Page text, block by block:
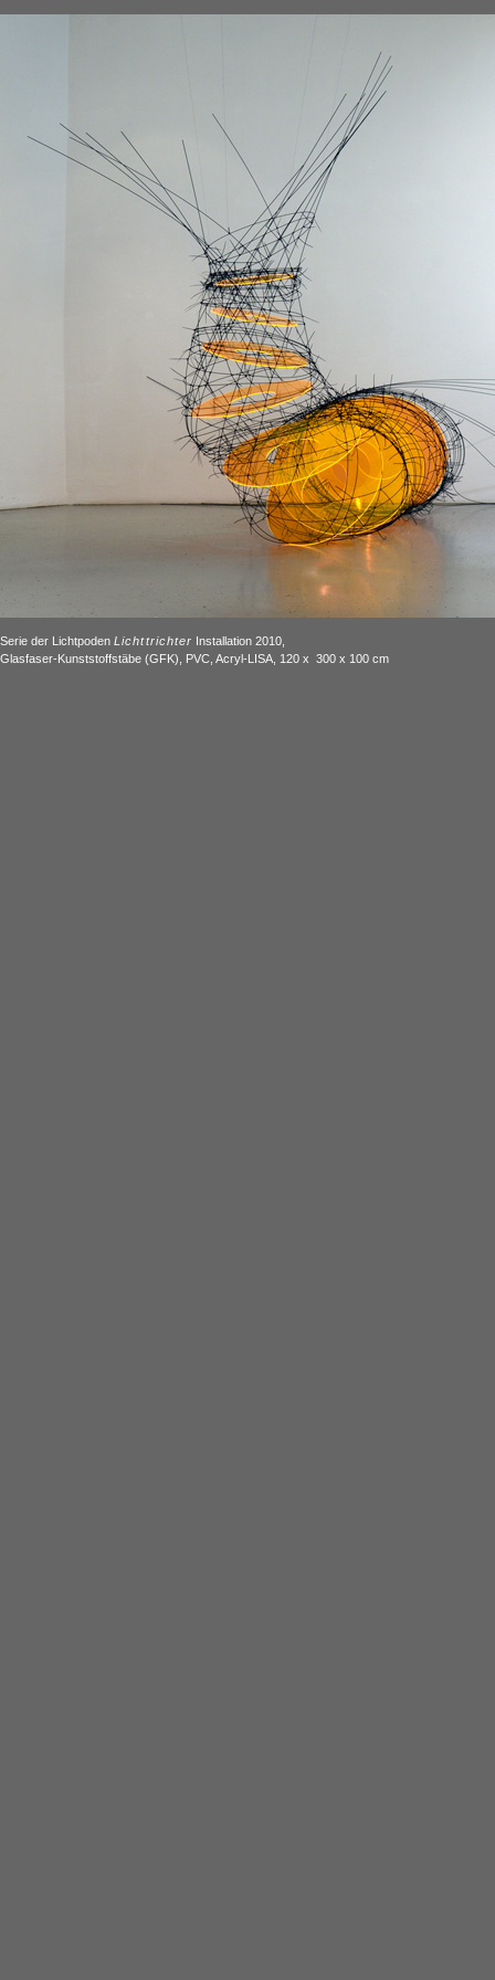
Serie der Lichtpoden Lichttrichter Installation 2010,
Glasfaser-Kunststoffstäbe (GFK), PVC, Acryl-LISA, 120 x 300 x 100 cm